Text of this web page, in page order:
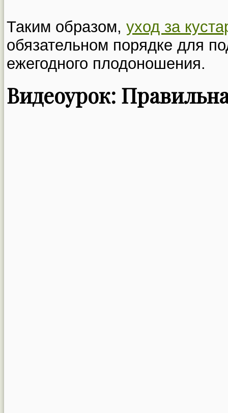
Таким образом, уход за
обязательном порядке для
ежегодного плодоношения.
Видеоурок: